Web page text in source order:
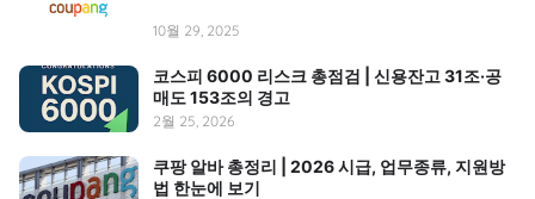
10월 29, 2025
코스피 6000 리스크 총점검 | 신용잔고 31조·공
매도 153조의 경고
2월 25, 2026
쿠팡 알바 총정리 | 2026 시급, 업무종류, 지원방
법 한눈에 보기